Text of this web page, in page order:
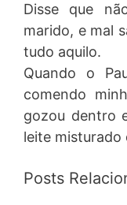
Disse que
marido, e mal
tudo aquilo.
Quando o
comendo
gozou dentro
leite
Posts